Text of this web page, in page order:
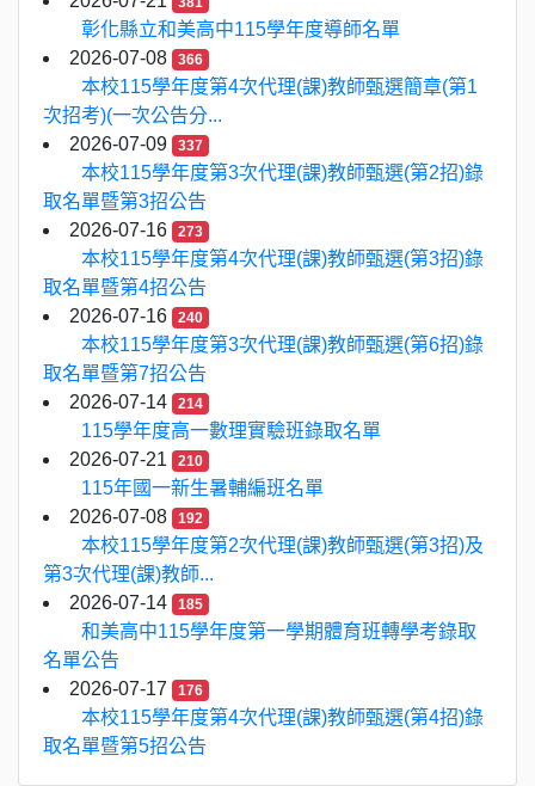
彰化縣立和美高中115學年度導師名單
2026-07-08
366
本校115學年度第4次代理(課)教師甄選簡章(第1
次招考)(一次公告分...
2026-07-09
337
本校115學年度第3次代理(課)教師甄選(第2招)錄
取名單暨第3招公告
2026-07-16
273
本校115學年度第4次代理(課)教師甄選(第3招)錄
取名單暨第4招公告
2026-07-16
240
本校115學年度第3次代理(課)教師甄選(第6招)錄
取名單暨第7招公告
2026-07-14
214
115學年度高一數理實驗班錄取名單
2026-07-21
210
115年國一新生暑輔編班名單
2026-07-08
192
本校115學年度第2次代理(課)教師甄選(第3招)及
第3次代理(課)教師...
2026-07-14
185
和美高中115學年度第一學期體育班轉學考錄取
名單公告
2026-07-17
176
本校115學年度第4次代理(課)教師甄選(第4招)錄
取名單暨第5招公告